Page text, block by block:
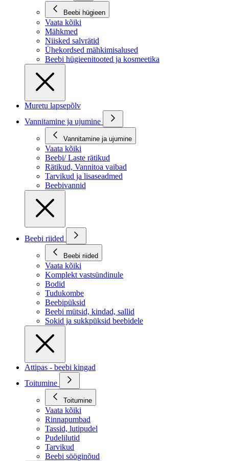
Beebi hügieen
Vaata kõiki
Mähkmed
Niisked salvrätid
Ühekordsed mähkimisalused
Beebi hügieenitooted ja kosmeetika
Muretu lapsepõlv
Vannitamine ja ujumine
Vannitamine ja ujumine
Vaata kõiki
Beebi/ Laste rätikud
Rätikud, Vannitoa vaibad
Tarvikud ja lisaseadmed
Beebivannid
Beebi riided
Beebi riided
Vaata kõiki
Komplekt vastsündinule
Bodid
Tudukombe
Beebipüksid
Beebi mütsid, kindad, sallid
Sokid ja sukkpüksid beebidele
Attipas - beebi kingad
Toitumine
Toitumine
Vaata kõiki
Rinnapumbad
Tassid, lutipudel
Pudelilutid
Tarvikud
Beebi sööginõud